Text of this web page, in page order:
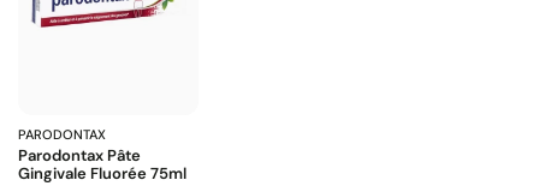
PARODONTAX
Parodontax Pâte
Gingivale Fluorée 75ml